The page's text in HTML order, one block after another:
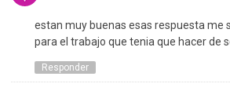
estan muy buenas esas respuesta me
para el trabajo que tenia que hacer de
Responder